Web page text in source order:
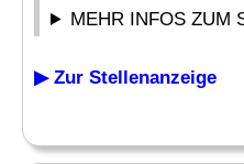
MEHR INFOS ZUM
▶ Zur Stellenanzeige